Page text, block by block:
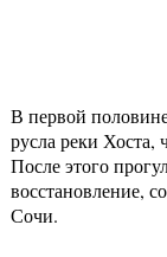
В первой
русла реки Хоста,
После этого
восстановление,
Сочи.